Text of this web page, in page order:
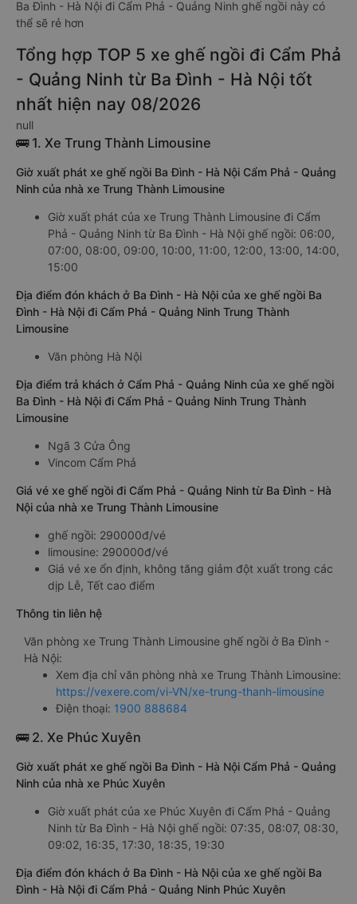
Ba Đình - Hà Nội đi Cẩm Phả - Quảng Ninh ghế ngồi này có
thể sẽ rẻ hơn
Tổng hợp TOP 5 xe ghế ngồi đi Cẩm Phả
- Quảng Ninh từ Ba Đình - Hà Nội tốt
nhất hiện nay 08/2026
null
🚌 1. Xe Trung Thành Limousine
Giờ xuất phát xe ghế ngồi Ba Đình - Hà Nội Cẩm Phả - Quảng
Ninh của nhà xe Trung Thành Limousine
Giờ xuất phát của xe Trung Thành Limousine đi Cẩm
Phả - Quảng Ninh từ Ba Đình - Hà Nội ghế ngồi: 06:00,
07:00, 08:00, 09:00, 10:00, 11:00, 12:00, 13:00, 14:00,
15:00
Địa điểm đón khách ở Ba Đình - Hà Nội của xe ghế ngồi Ba
Đình - Hà Nội đi Cẩm Phả - Quảng Ninh Trung Thành
Limousine
Văn phòng Hà Nội
Địa điểm trả khách ở Cẩm Phả - Quảng Ninh của xe ghế ngồi
Ba Đình - Hà Nội đi Cẩm Phả - Quảng Ninh Trung Thành
Limousine
Ngã 3 Cửa Ông
Vincom Cẩm Phả
Giá vé xe ghế ngồi đi Cẩm Phả - Quảng Ninh từ Ba Đình - Hà
Nội của nhà xe Trung Thành Limousine
ghế ngồi: 290000đ/vé
limousine: 290000đ/vé
Giá vé xe ổn định, không tăng giảm đột xuất trong các
dịp Lễ, Tết cao điểm
Thông tin liên hệ
Văn phòng xe Trung Thành Limousine ghế ngồi ở Ba Đình -
Hà Nội:
Xem địa chỉ văn phòng nhà xe Trung Thành Limousine:
https://vexere.com/vi-VN/xe-trung-thanh-limousine
Điện thoại: 1900 888684
🚌 2. Xe Phúc Xuyên
Giờ xuất phát xe ghế ngồi Ba Đình - Hà Nội Cẩm Phả - Quảng
Ninh của nhà xe Phúc Xuyên
Giờ xuất phát của xe Phúc Xuyên đi Cẩm Phả - Quảng
Ninh từ Ba Đình - Hà Nội ghế ngồi: 07:35, 08:07, 08:30,
09:02, 16:35, 17:30, 18:35, 19:30
Địa điểm đón khách ở Ba Đình - Hà Nội của xe ghế ngồi Ba
Đình - Hà Nội đi Cẩm Phả - Quảng Ninh Phúc Xuyên